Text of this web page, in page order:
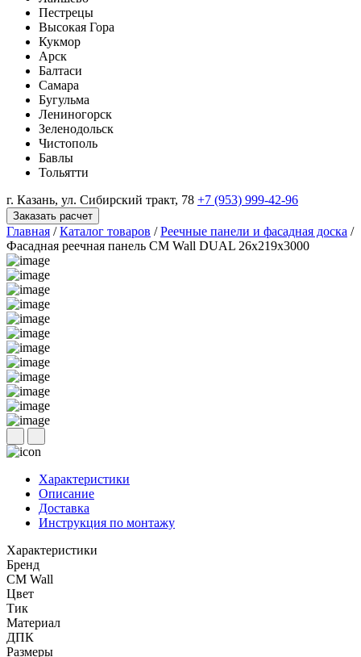
Пестрецы
Высокая Гора
Кукмор
Арск
Балтаси
Самара
Бугульма
Лениногорск
Зеленодольск
Чистополь
Бавлы
Тольятти
г. Казань, ул. Сибирский тракт, 78 +7 (953) 999-42-96
Заказать расчет
Главная / Каталог товаров / Реечные панели и фасадная доска /
Фасадная реечная панель CM Wall DUAL 26х219х3000
Характеристики
Описание
Доставка
Инструкция по монтажу
Характеристики
Бренд
CM Wall
Цвет
Тик
Материал
ДПК
Размеры